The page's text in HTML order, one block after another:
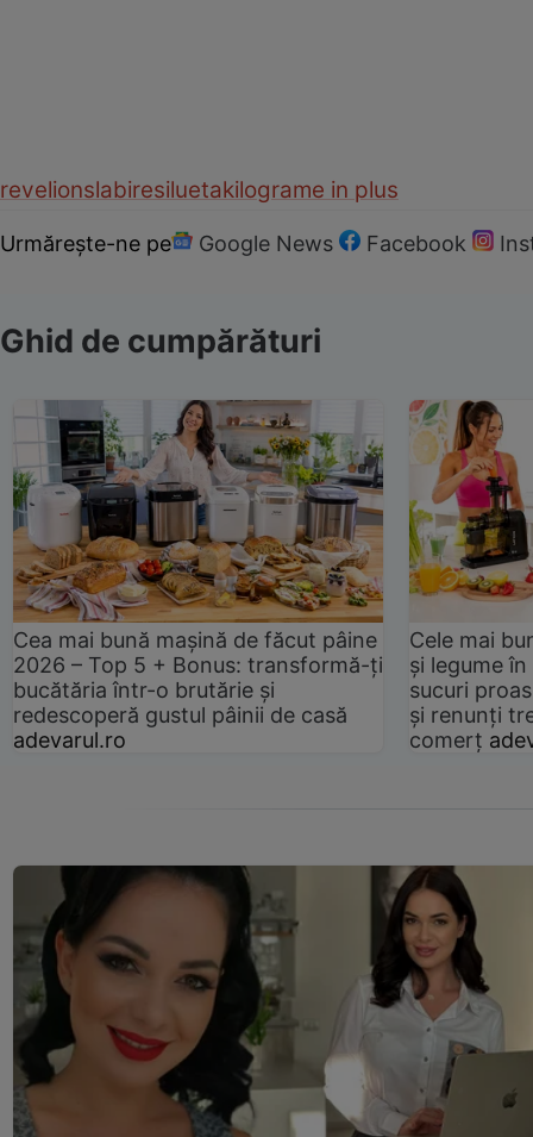
revelionslabiresiluetakilograme in plus
Urmărește-ne pe Google News Facebook
Ghid de cumpărături
Cea mai bună mașină de făcut pâine
2026 – Top 5 + Bonus: transformă-ți
bucătăria într-o brutărie și
redescoperă gustul pâinii de casă
adevarul.ro
Cele mai
și legume
sucuri
și renunți
comerț